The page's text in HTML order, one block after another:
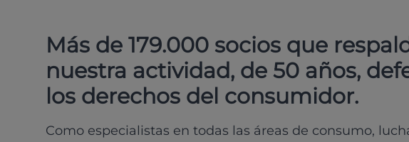
Más de 179.000 socios que
nuestra actividad, de 50 años,
los derechos del consumidor.
Como especialistas en todas las áreas de consumo,